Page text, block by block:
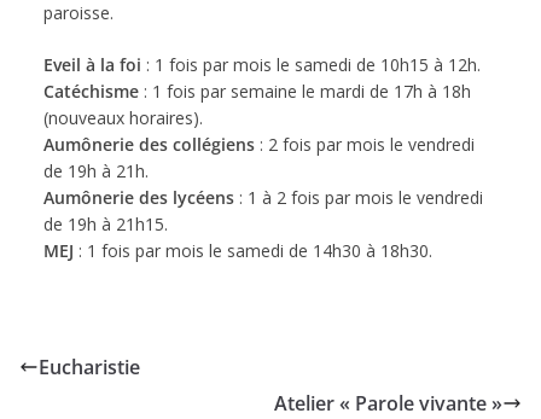
paroisse.
Eveil à la foi : 1 fois par mois le samedi de 10h15 à 12h.
Catéchisme : 1 fois par semaine le mardi de 17h à 18h
(nouveaux horaires).
Aumônerie des collégiens : 2 fois par mois le vendredi
de 19h à 21h.
Aumônerie des lycéens : 1 à 2 fois par mois le vendredi
de 19h à 21h15.
MEJ : 1 fois par mois le samedi de 14h30 à 18h30.
Eucharistie
Atelier « Parole vivante »